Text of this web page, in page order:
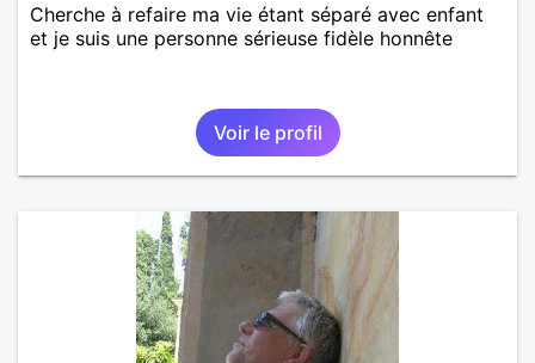
Cherche à refaire ma vie étant séparé avec enfant
et je suis une personne sérieuse fidèle honnête
Voir le profil